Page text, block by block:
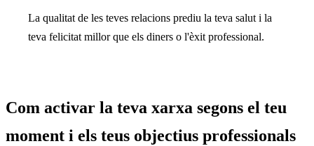
La qualitat de les teves relacions prediu la teva salut i la
teva felicitat millor que els diners o l'èxit professional.
Com activar la teva xarxa segons el teu
moment i els teus objectius professionals